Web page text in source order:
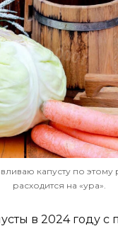
капусту по этому
расходится на «ура».
в 2024 году с